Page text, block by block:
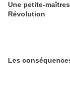
Une petite-
Révolution
Les